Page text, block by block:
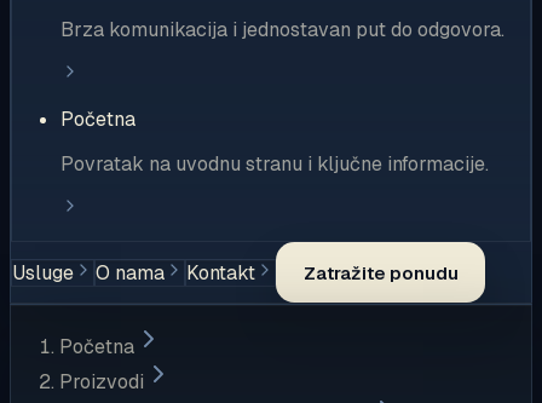
Brza komunikacija i jednostavan put do odgovora.
Početna
Povratak na uvodnu stranu i ključne informacije.
Usluge O nama Kontakt Zatražite ponudu
Početna
Proizvodi